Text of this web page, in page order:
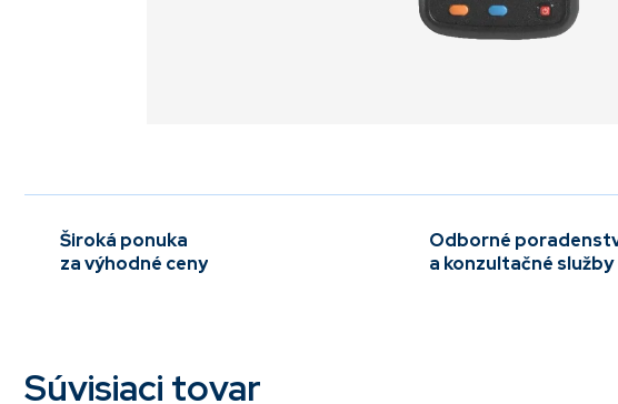
Široká ponuka
za výhodné ceny
Odborné
a konzultačné služby
Súvisiaci tovar